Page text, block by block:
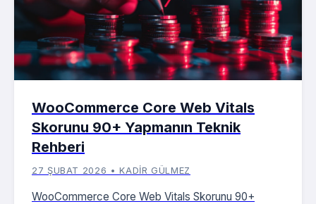
WooCommerce Core Web Vitals
Skorunu 90+ Yapmanın Teknik
Rehberi
27 ŞUBAT 2026 • KADIR GÜLMEZ
WooCommerce Core Web Vitals Skorunu 90+